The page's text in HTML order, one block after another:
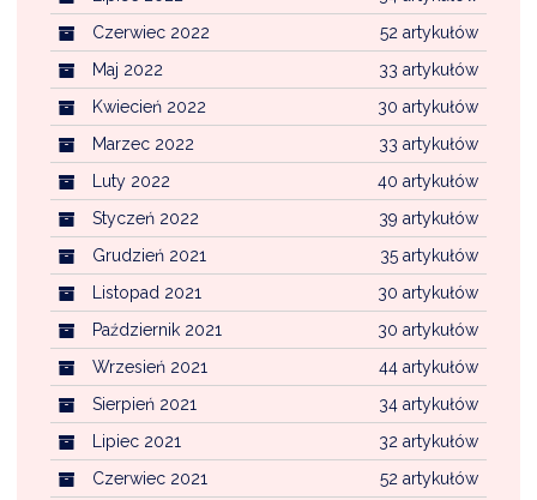
52 artykułów
Czerwiec 2022
33 artykułów
Maj 2022
30 artykułów
Kwiecień 2022
33 artykułów
Marzec 2022
40 artykułów
Luty 2022
39 artykułów
Styczeń 2022
35 artykułów
Grudzień 2021
30 artykułów
Listopad 2021
30 artykułów
Październik 2021
44 artykułów
Wrzesień 2021
34 artykułów
Sierpień 2021
32 artykułów
Lipiec 2021
52 artykułów
Czerwiec 2021